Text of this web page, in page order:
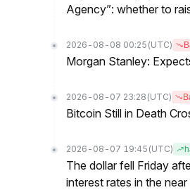
Agency”: whether to
2026-08-08 00:25 (UTC)
Morgan Stanley:
2026-08-07 23:28 (UTC)
Bitcoin Still in Death
2026-08-07 19:45 (UTC)
The dollar fell Friday
interest rates in the near